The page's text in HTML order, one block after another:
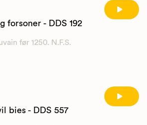
forsoner - DDS 192
før 1250. N.F.S.
bies - DDS 557